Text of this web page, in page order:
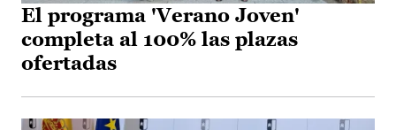
El programa 'Verano Joven'
completa al 100% las plazas
ofertadas